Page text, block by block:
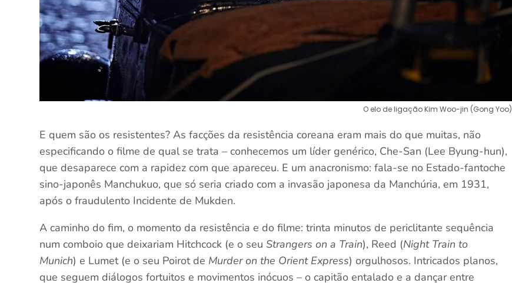
O elo de ligação Kim Woo-jin (Gong Yoo)
E quem são os resistentes? As facções da resistência coreana eram mais do que muitas, não
especificando o filme de qual se trata – conhecemos um líder genérico, Che-San (Lee Byung-hun),
que desaparece com a rapidez com que apareceu. E um anacronismo: fala-se no Estado-fantoche
sino-japonês Manchukuo, que só seria criado com a invasão japonesa da Manchúria, em 1931,
após o fraudulento Incidente de Mukden.
A caminho do fim, o momento da resistência e do filme: trinta minutos de periclitante sequência
num comboio que deixariam Hitchcock (e o seuStrangers on a Train), Reed (Night Train to
Munich) e Lumet (e o seu Poirot de Murder on the Orient Express) orgulhosos. Intricados planos,
que seguem diálogos fortuitos e movimentos inócuos – o capitão entalado e a dançar entre